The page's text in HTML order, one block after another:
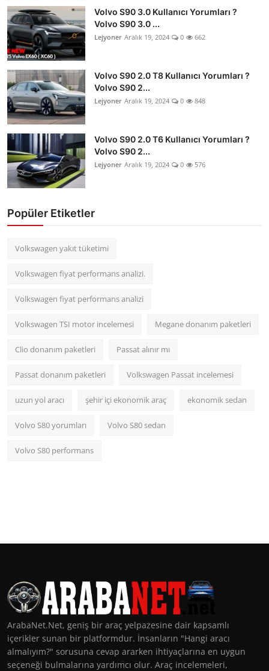
Volvo S90 3.0 Kullanıcı Yorumları ?
Volvo S90 3.0 ...
Lejyoner Aralık 19, 2024 0 662
Volvo S90 2.0 T8 Kullanıcı Yorumları ?
Volvo S90 2...
Lejyoner Aralık 19, 2024 0 848
Volvo S90 2.0 T6 Kullanıcı Yorumları ?
Volvo S90 2...
Lejyoner Aralık 19, 2024 0 576
Popüler Etiketler
Volkswagen yakıt tüketimi
Volkswagen fiyat performans analizi.
Volkswagen fiyat performans analizi
Volkswagen TSI motor incelemesi Megane donanım paketleri
Clio donanım paketleri Passat alınır mı
Passat donanım paketleri Volkswagen Passat incelemesi
uzun yol aracı şehir içi ekonomik araç ekonomik sedan
Volvo S80 yorumları Volvo S80 sedan
Volvo S80 performans
ArabaNet.Net, geniş bir araç yelpazesine dair kapsamlı
içerikler sunan bir platformdur. İnsanların "Hangi aracı
almalıyım?" sorusuna cevap ararken ihtiyaçlarına en uygun
seçeneği bulmalarına yardımcı olur. Araç incelemeleri,